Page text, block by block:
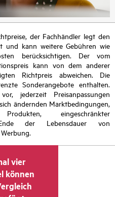
der Fachhändler legt den
und kann weitere Gebühren wie
berücksichtigen. Der vom
kann von dem anderer
Richtpreis abweichen. Die
Sonderangebote enthalten.
jederzeit Preisanpassungen
ändernden Marktbedingungen,
eingeschränkter
der Lebensdauer von
vier
können